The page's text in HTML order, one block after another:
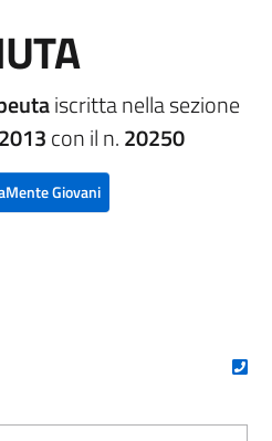
iscritta nella sezione
con il n.20250
Giovani